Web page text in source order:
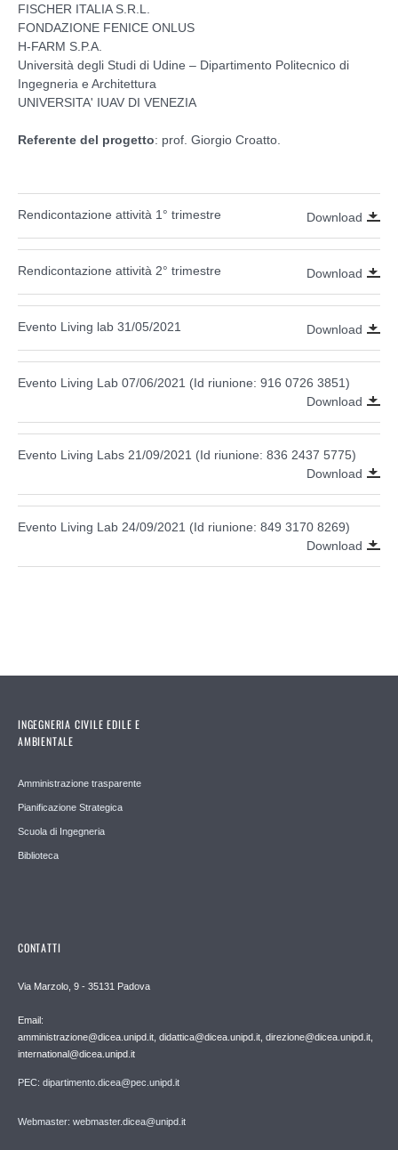
FISCHER ITALIA S.R.L.
FONDAZIONE FENICE ONLUS
H-FARM S.P.A.
Università degli Studi di Udine – Dipartimento Politecnico di
Ingegneria e Architettura
UNIVERSITA' IUAV DI VENEZIA
Referente del progetto: prof. Giorgio Croatto.
Rendicontazione attività 1° trimestre Download
Rendicontazione attività 2° trimestre Download
Evento Living lab 31/05/2021 Download
Evento Living Lab 07/06/2021 (Id riunione: 916 0726 3851)
Download
Evento Living Labs 21/09/2021 (Id riunione: 836 2437 5775)
Download
Evento Living Lab 24/09/2021 (Id riunione: 849 3170 8269)
Download
INGEGNERIA CIVILE EDILE E
AMBIENTALE
Amministrazione trasparente
Pianificazione Strategica
Scuola di Ingegneria
Biblioteca
CONTATTI
Via Marzolo, 9 - 35131 Padova
Email:
amministrazione@dicea.unipd.it, didattica@dicea.unipd.it, direzione@dicea.unipd.it,
international@dicea.unipd.it
PEC: dipartimento.dicea@pec.unipd.it
Webmaster: webmaster.dicea@unipd.it